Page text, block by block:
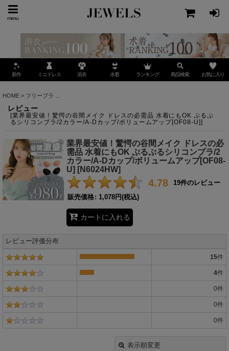
menu
新作 ミニドレス 浴衣 水着 ランキング 商品検索 お気に入り
HOME > フリーブラ
レビュー
[業界最安値！驚愕の谷間メイク ドレスの必需品 水着にもOK ぷるぷ
るシリコンブラ/2カラー/A-Dカップ/ボリュームアップ[OF08-U]]
業界最安値！驚愕の谷間メイク ドレスの必
需品 水着にもOK ぷるぷるシリコンブラ/2
カラー/A-Dカップ/ボリュームアップ[OF08-
U] [N6024HW]
4.78 19件のレビュー
販売価格: 1,078円(税込)
カートに入れる
レビュー評価分布
15件
4件
0件
0件
0件
表示順変更